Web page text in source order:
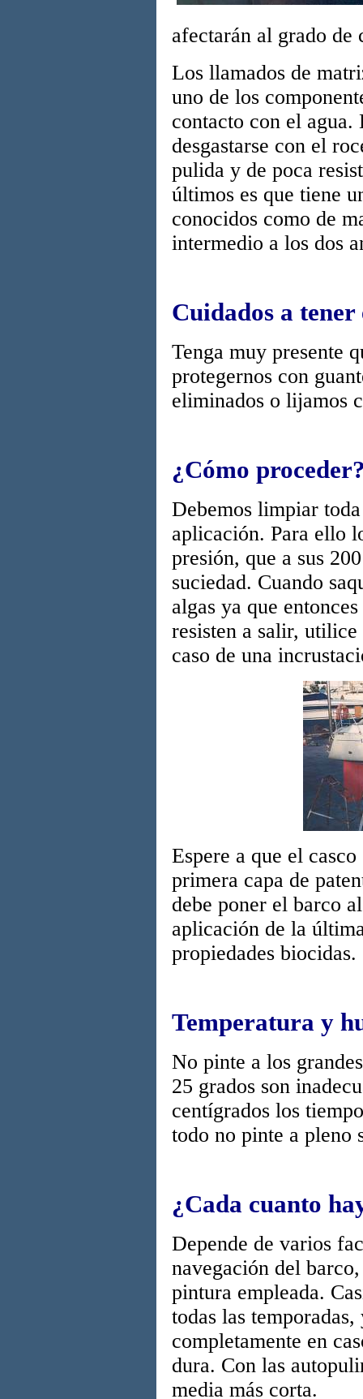
afectarán al grado de
Los llamados de
uno de los
contacto con el agua.
desgastarse con el
pulida y de poca
últimos es que tiene
conocidos como de
intermedio a los dos
Cuidados a tener
Tenga muy presente
protegernos con
eliminados o lijamos
¿Cómo
Debemos limpiar
aplicación. Para ello
presión, que a sus
suciedad. Cuando
algas ya que
resisten a salir,
caso de una
Espere a que el
primera capa de
debe poner el barco
aplicación de la
propiedades biocidas.
Temperatura y
No pinte a los
25 grados son
centígrados los
todo no pinte a pleno
¿Cada cuanto
Depende de varios
navegación del
pintura empleada.
todas las
completamente en
dura. Con las
media más corta.